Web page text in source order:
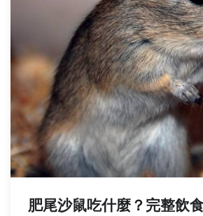
肥尾沙鼠吃什麼？完整飲